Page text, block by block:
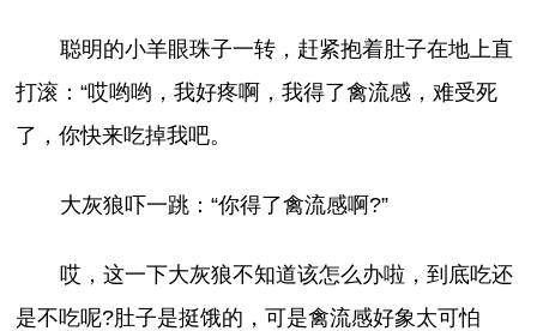
聪明的小羊眼珠子一转，赶紧抱着肚子在地上直
打滚：“哎哟哟，我好疼啊，我得了禽流感，难受死
了，你快来吃掉我吧。
大灰狼吓一跳：“你得了禽流感啊?”
哎，这一下大灰狼不知道该怎么办啦，到底吃还
是不吃呢?肚子是挺饿的，可是禽流感好象太可怕